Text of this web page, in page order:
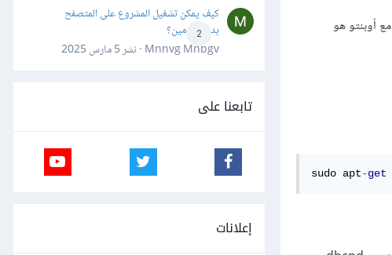
sudo apt-get
2
كيف يمكن تشغيل المشروع على المتصفح
بدون دومين؟
Mnnvg Mnbgv · نشر
5 مارس 2025
تابعنا على
إعلانات